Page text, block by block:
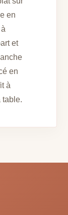
en
et
en
à
table.